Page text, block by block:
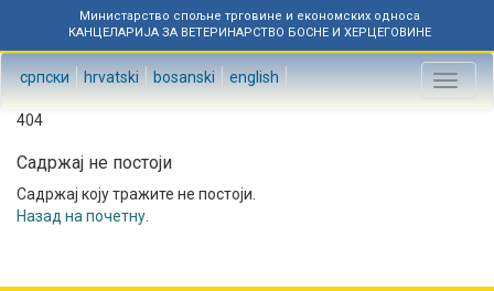
Министарство спољне трговине и економских односа
КАНЦЕЛАРИЈА ЗА ВЕТЕРИНАРСТВО БОСНЕ И ХЕРЦЕГОВИНЕ
српски hrvatski bosanski english
Toggle
404
Садржај не постоји
Садржај коју тражите не постоји.
Назад на почетну